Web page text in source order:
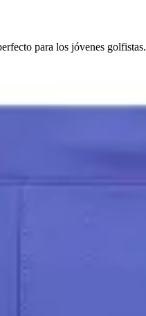
para los jóvenes golfistas.